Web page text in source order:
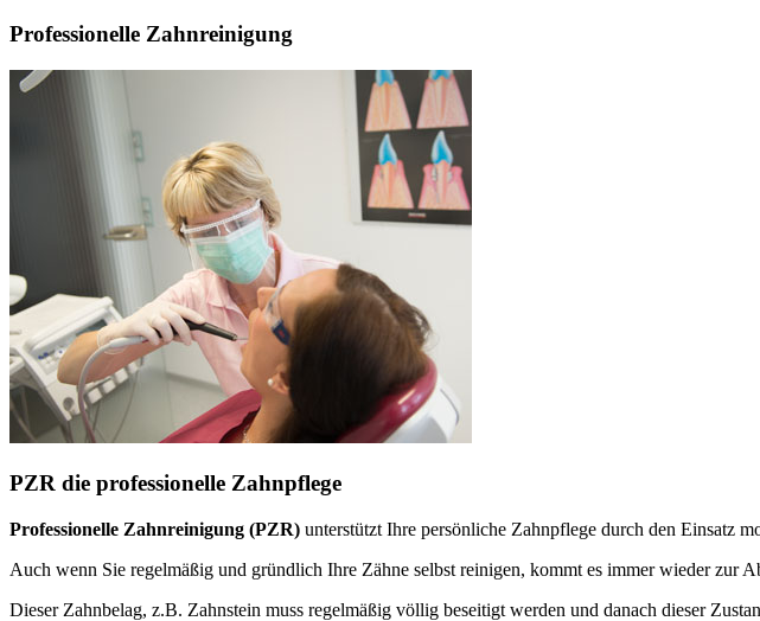
Professionelle Zahnreinigung
PZR die professionelle Zahnpflege
Professionelle Zahnreinigung (PZR) unterstützt Ihre persönliche Zahnpflege durch den Einsatz
Auch wenn Sie regelmäßig und gründlich Ihre Zähne selbst reinigen, kommt es immer wieder zur
Dieser Zahnbelag, z.B. Zahnstein muss regelmäßig völlig beseitigt werden und danach dieser